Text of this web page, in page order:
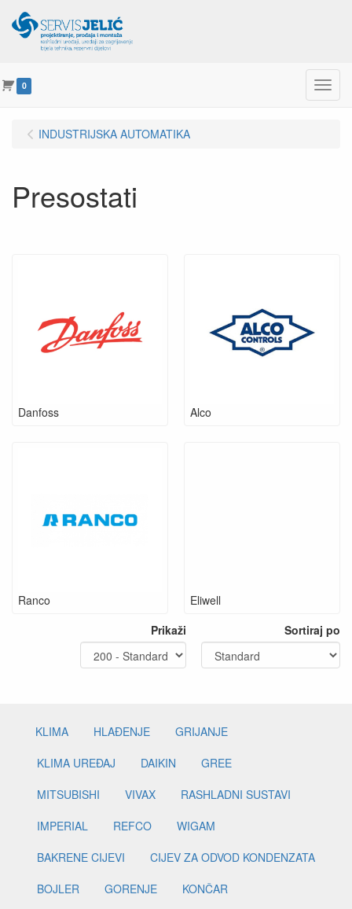
0 Menu
INDUSTRIJSKA AUTOMATIKA
Presostati
Danfoss Alco
Ranco
Eliwell
Prikaži
Sortiraj po
KLIMA HLAĐENJE
GRIJANJE
KLIMA UREĐAJ
DAIKIN
GREE
MITSUBISHI
VIVAX
RASHLADNI SUSTAVI
IMPERIAL
REFCO
WIGAM
BAKRENE CIJEVI
CIJEV ZA ODVOD KONDENZATA
BOJLER
GORENJE
KONČAR